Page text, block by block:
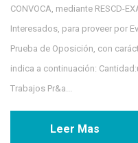
CONVOCA, mediante RESCD-
Interesados, para proveer por
Prueba de Oposición, con
indica a continuación:
Trabajos Pr&a...
Leer Mas